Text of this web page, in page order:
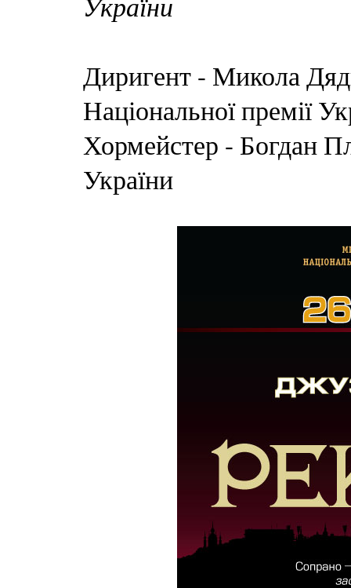
Диригент - Микола
Національної премії
Хормейстер - Богдан
України